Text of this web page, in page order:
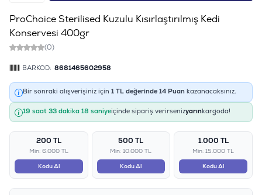
ProChoice Sterilised Kuzulu Kısırlaştırılmış Kedi
Konservesi 400gr
(0)
BARKOD: 8681465602958
Bir sonraki alışverişiniz için 1 TL değerinde 14 Puan kazanacaksınız.
19 saat 33 dakika 18 saniyeiçinde sipariş verirsenizyarınkargoda!
200 TL
Min: 6.000 TL
Kodu Al
500 TL
Min: 10.000 TL
Kodu Al
1.000 TL
Min: 15.000 TL
Kodu Al